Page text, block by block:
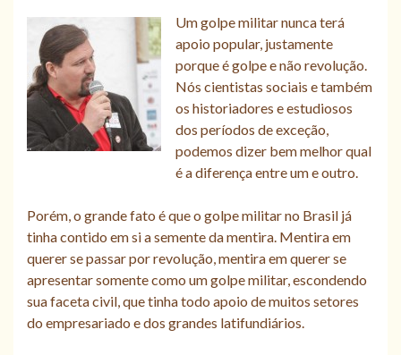
Um golpe militar nunca terá
apoio popular, justamente
porque é golpe e não revolução.
Nós cientistas sociais e também
os historiadores e estudiosos
dos períodos de exceção,
podemos dizer bem melhor qual
é a diferença entre um e outro.
Porém, o grande fato é que o golpe militar no Brasil já
tinha contido em si a semente da mentira. Mentira em
querer se passar por revolução, mentira em querer se
apresentar somente como um golpe militar, escondendo
sua faceta civil, que tinha todo apoio de muitos setores
do empresariado e dos grandes latifundiários.